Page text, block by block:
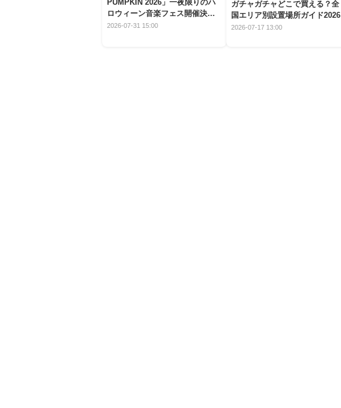
PUMPKIN 2026」一夜限りのハ
ロウィーン音楽フェス開催決
定！
2026-07-31 15:00
ガチャガチャどこで買える？全
国エリア別設置場所ガイド2026
2026-07-17 13:00